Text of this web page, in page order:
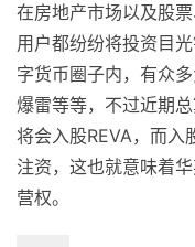
在房地产市场以及股
用户都纷纷将投资目
字货币圈子内，有众
爆雷等等，不过近期
将会入股REVA，而入
注资，这也就意味着
营权。